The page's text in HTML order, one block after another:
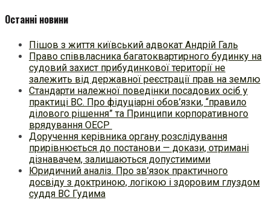
Останні новини
Пішов з життя київський адвокат Андрій Галь
Право співвласника багатоквартирного будинку на
судовий захист прибудинкової території не
залежить від державної реєстрації прав на землю
Стандарти належної поведінки посадових осіб у
практиці ВC. Про фідуціарні обов’язки, “правило
ділового рішення” та Принципи корпоративного
врядування ОЕСР
Доручення керівника органу розслідування
прирівнюється до постанови — докази, отримані
дізнавачем, залишаються допустимими
Юридичний аналіз. Про зв’язок практичного
досвіду з доктриною, логікою і здоровим глуздом
суддя ВС Гудима